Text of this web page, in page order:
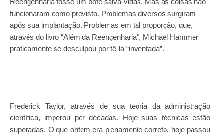
Reengenharia fosse um bote salva-vidas. Mas as coisas não
funcionaram como previsto. Problemas diversos surgiram
após sua implantação. Problemas em tal proporção, que,
através do livro “Além da Reengenharia”, Michael Hammer
praticamente se desculpou por tê-la “inventada”.
Frederick Taylor, através de sua teoria da administração
científica, imperou por décadas. Hoje suas técnicas estão
superadas. O que ontem era plenamente correto, hoje passou